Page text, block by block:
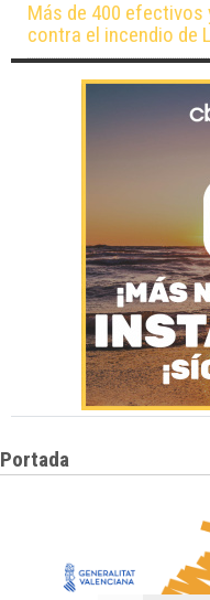
Más de 400 efectivos
contra el incendio de
Portada